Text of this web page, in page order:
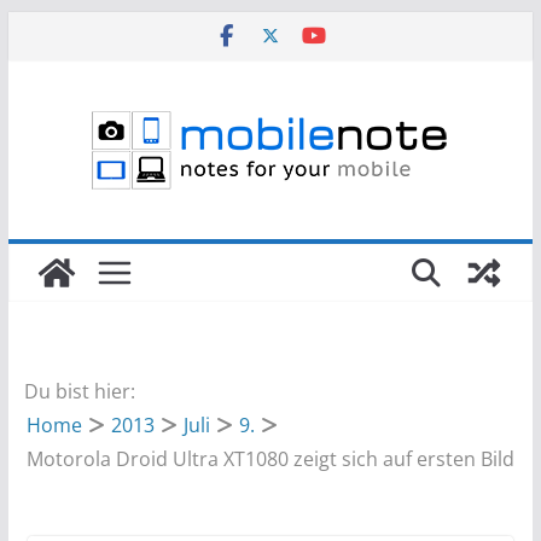
Du bist hier:
Home
2013 Juli
9.
Motorola Droid Ultra XT1080 zeigt sich auf ersten Bild